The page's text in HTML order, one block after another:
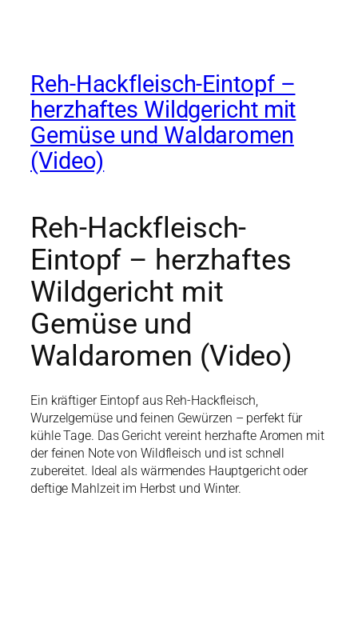
Reh-Hackfleisch-Eintopf –
herzhaftes Wildgericht mit
Gemüse und Waldaromen
(Video)
Reh-Hackfleisch-
Eintopf – herzhaftes
Wildgericht mit
Gemüse und
Waldaromen (Video)
Ein kräftiger Eintopf aus Reh-Hackfleisch,
Wurzelgemüse und feinen Gewürzen – perfekt für
kühle Tage. Das Gericht vereint herzhafte Aromen mit
der feinen Note von Wildfleisch und ist schnell
zubereitet. Ideal als wärmendes Hauptgericht oder
deftige Mahlzeit im Herbst und Winter.